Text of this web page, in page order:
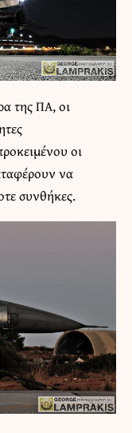
της ΠΑ, οι
οι
να
συνθήκες.